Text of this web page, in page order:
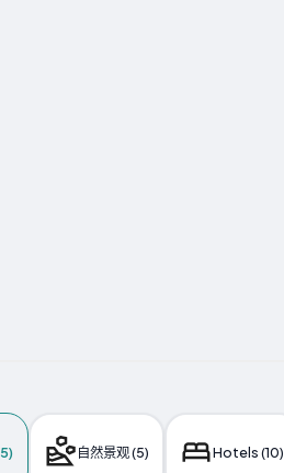
自然景观 (5) Hotels (10)